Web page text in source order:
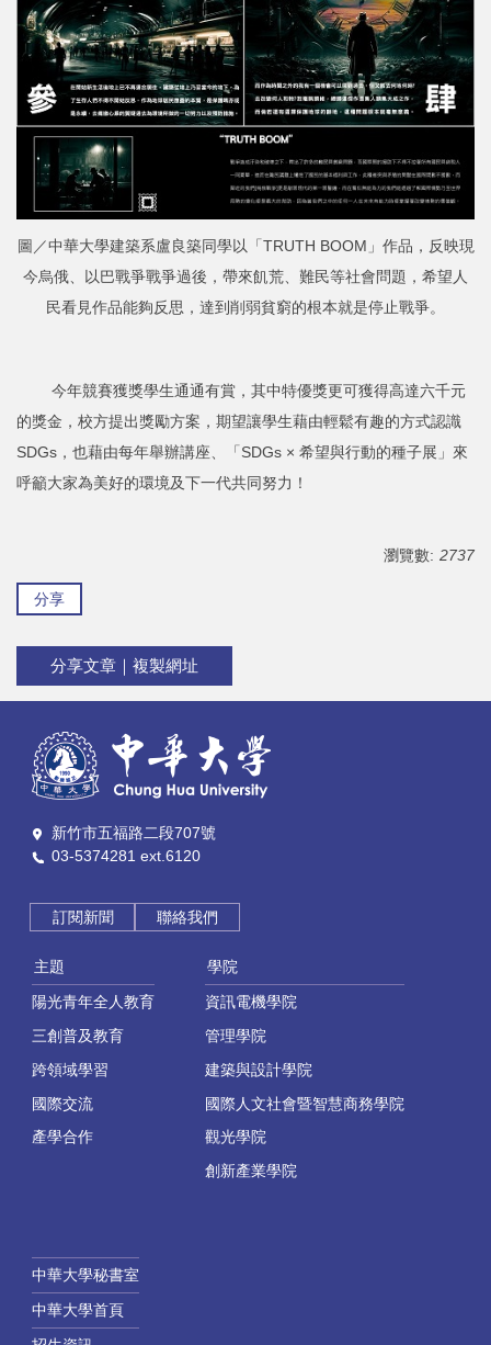
圖／中華大學建築系盧良築同學以「TRUTH BOOM」作品，反映現
今烏俄、以巴戰爭戰爭過後，帶來飢荒、難民等社會問題，希望人
民看見作品能夠反思，達到削弱貧窮的根本就是停止戰爭。
今年競賽獲獎學生通通有賞，其中特優獎更可獲得高達六千元
的獎金，校方提出獎勵方案，期望讓學生藉由輕鬆有趣的方式認識
SDGs，也藉由每年舉辦講座、「SDGs × 希望與行動的種子展」來
呼籲大家為美好的環境及下一代共同努力！
瀏覽數: 2737
分享
分享文章｜複製網址
新竹市五福路二段707號
03-5374281 ext.6120
訂閱新聞 聯絡我們
主題
陽光青年全人教育
三創普及教育
跨領域學習
國際交流
產學合作
學院
資訊電機學院
管理學院
建築與設計學院
國際人文社會暨智慧商務學院
觀光學院
創新產業學院
中華大學秘書室
中華大學首頁